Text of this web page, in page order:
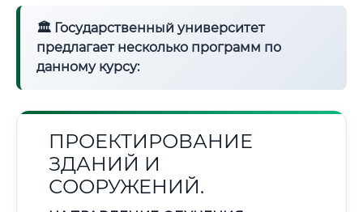
🏛 Государственный университет
предлагает несколько программ по
данному курсу:
ПРОЕКТИРОВАНИЕ
ЗДАНИЙ И
СООРУЖЕНИЙ.